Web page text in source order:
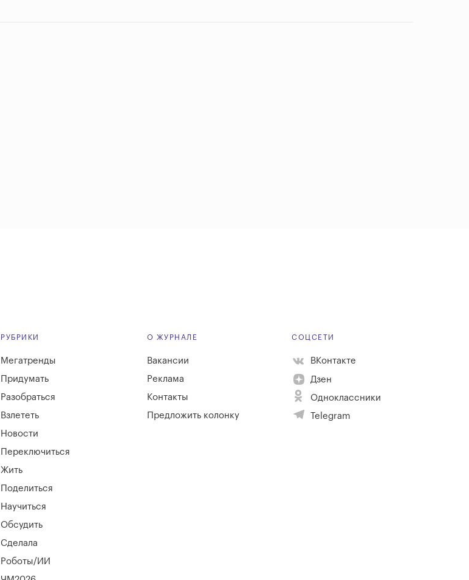
РУБРИКИ
Мегатренды
Придумать
Разобраться
Взлететь
Новости
Переключиться
Жить
Поделиться
Научиться
Обсудить
Сделала
Роботы/ИИ
О ЖУРНАЛЕ
Вакансии
Реклама
Контакты
Предложить колонку
СОЦСЕТИ
ВКонтакте
Дзен
Одноклассники
Telegram